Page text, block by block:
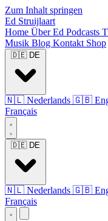
Zum Inhalt springen
Ed Struijlaart
Home Über Ed Podcasts
Musik Blog Kontakt Shop
🇩🇪 DE
🇳🇱 Nederlands 🇬🇧
Français
🇩🇪 DE
🇳🇱 Nederlands 🇬🇧
Français